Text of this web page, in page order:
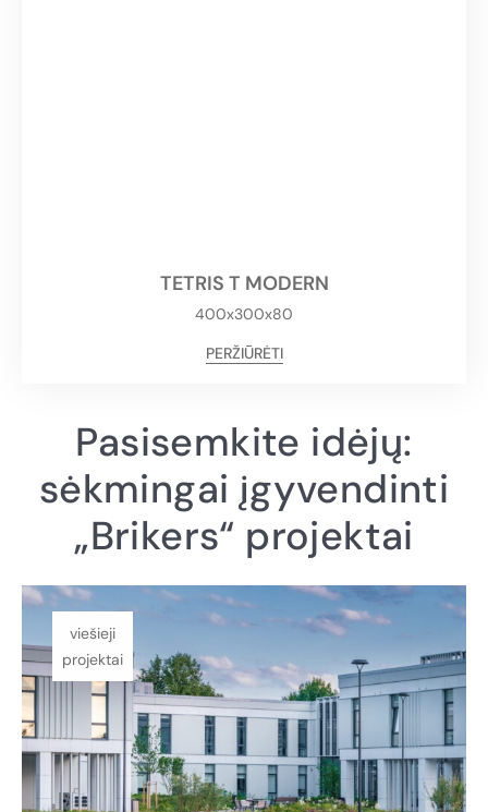
TETRIS T MODERN
400x300x80
PERŽIŪRĖTI
Pasisemkite idėjų:
sėkmingai įgyvendinti
„Brikers“ projektai
viešieji
projektai